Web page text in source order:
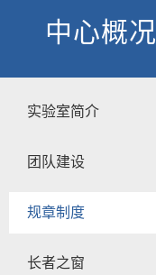
中心概况
实验室简介
团队建设
规章制度
长者之窗